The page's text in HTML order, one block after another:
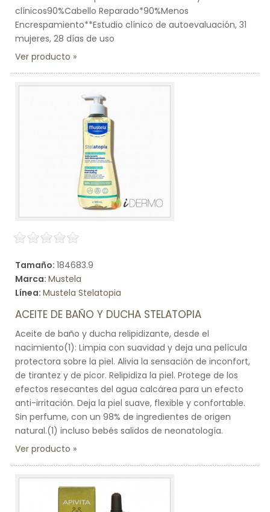
clínicos90%Cabello Reparado*90%Menos
Encrespamiento**Estudio clínico de autoevaluación, 31
mujeres, 28 días de uso
Ver producto
Tamaño: 184683.9
Marca: Mustela
Línea: Mustela Stelatopia
ACEITE DE BAÑO Y DUCHA STELATOPIA
Aceite de baño y ducha relipidizante, desde el
nacimiento(1): Limpia con suavidad y deja una película
protectora sobre la piel. Alivia la sensación de inconfort,
de tirantez y de picor. Relipidiza la piel. Protege de los
efectos resecantes del agua calcárea para un efecto
anti-irritación. Deja la piel suave, flexible y confortable.
Sin perfume, con un 98% de ingredientes de origen
natural.(1) incluso bebés salidos de neonatología.
Ver producto